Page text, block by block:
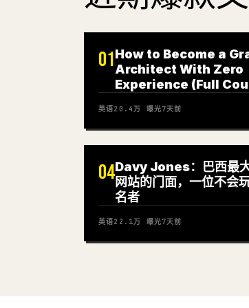
01How to Become a
Architect With Zero
Experience (Full
英语20.4万 曝光7天前
04Davy Jones：巴西最
网站的门面，一位不会
名者
英语22.1万 曝光7天前